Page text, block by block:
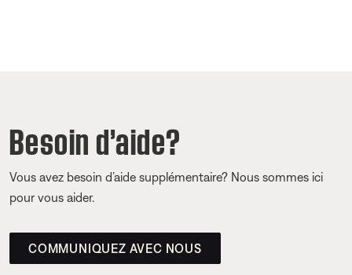
Besoin d’aide?
Vous avez besoin d’aide supplémentaire? Nous sommes ici
pour vous aider.
COMMUNIQUEZ AVEC NOUS